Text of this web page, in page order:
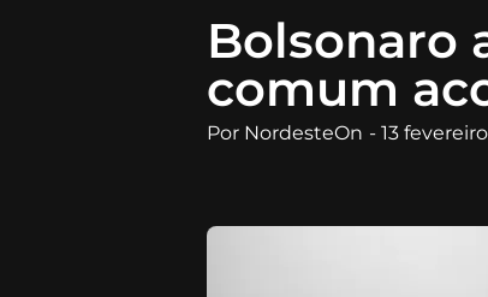
Bolsonaro
comum
Por NordesteOn - 13